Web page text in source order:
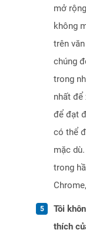
mở
không
trên
chúng
trong
nhất để
để đạt
có thể
mặc
trong
Tôi
thích